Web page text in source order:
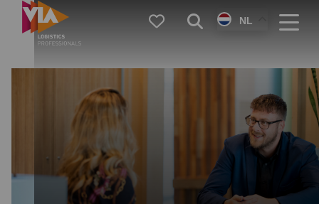
VIA
Logistics
FavorietenZoekenNL